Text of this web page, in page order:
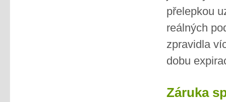
přelepkou
reálných
zpravidla
dobu
Záruka